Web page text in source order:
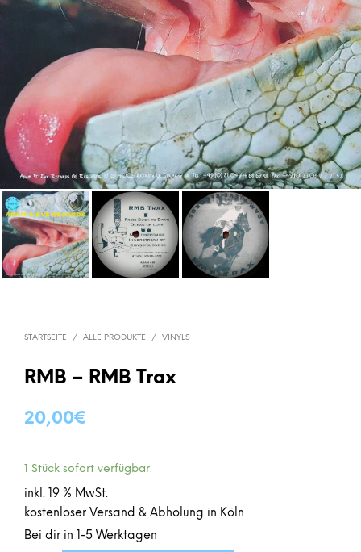
STARTSEITE / ALLE PRODUKTE / VINYLS
RMB – RMB Trax
20,00€
1 Stück sofort verfügbar.
inkl. 19 % MwSt.
kostenloser Versand & Abholung in Köln
Bei dir in 1-5 Werktagen